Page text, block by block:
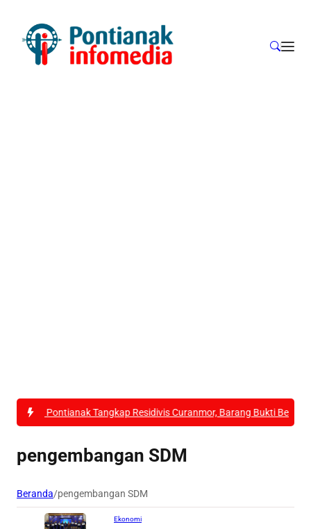
Pontianak Tangkap Residivis Curanmor, Barang Bukti Berhasil
pengembangan SDM
Beranda/pengembangan SDM
Ekonomi